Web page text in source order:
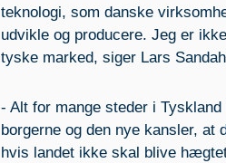
teknologi, som danske
udvikle og producere. Jeg er
tyske marked, siger Lars
- Alt for mange steder i
borgerne og den nye kansler, at
hvis landet ikke skal blive